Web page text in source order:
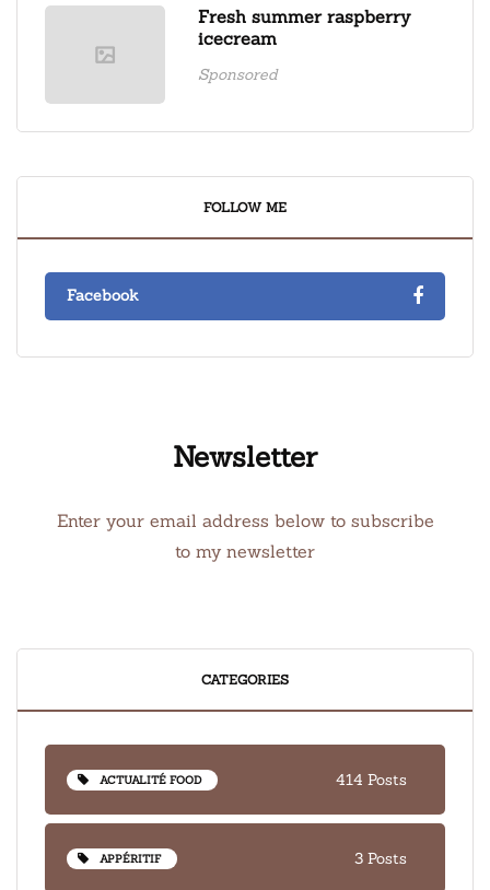
Fresh summer raspberry
icecream
Sponsored
FOLLOW ME
Facebook
Newsletter
Enter your email address below to subscribe
to my newsletter
CATEGORIES
ACTUALITÉ FOOD 414 Posts
APPÉRITIF 3 Posts